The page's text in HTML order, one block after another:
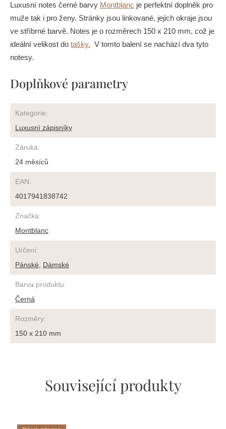
Související produkty
Luxusní notes černé barvy Montblanc je perfektní doplněk pro
muže tak i pro ženy. Stránky jsou linkované, jejich okraje jsou
ve stříbrné barvě. Notes je o rozměrech 150 x 210 mm, což je
ideální velikost do tašky. V tomto balení se nachází dva tyto
notesy.
Doplňkové parametry
Kategorie:
Luxusní zápisníky
Záruka:
24 měsíců
EAN:
4017941838742
Značka:
Montblanc
Určení:
Pánské
Dámské
Barva produktu:
Černá
Rozměry:
150 x 210 mm